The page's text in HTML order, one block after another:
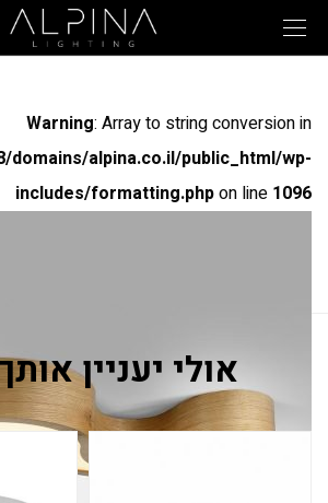
Warning: Array to string conversion in
domains/alpina.co.il/public_html/wp-
includes/formatting.phpon line 1096
אולי יעניין